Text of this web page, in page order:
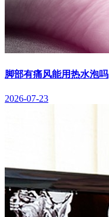
脚部有痛风能用热水泡吗
2026-07-23